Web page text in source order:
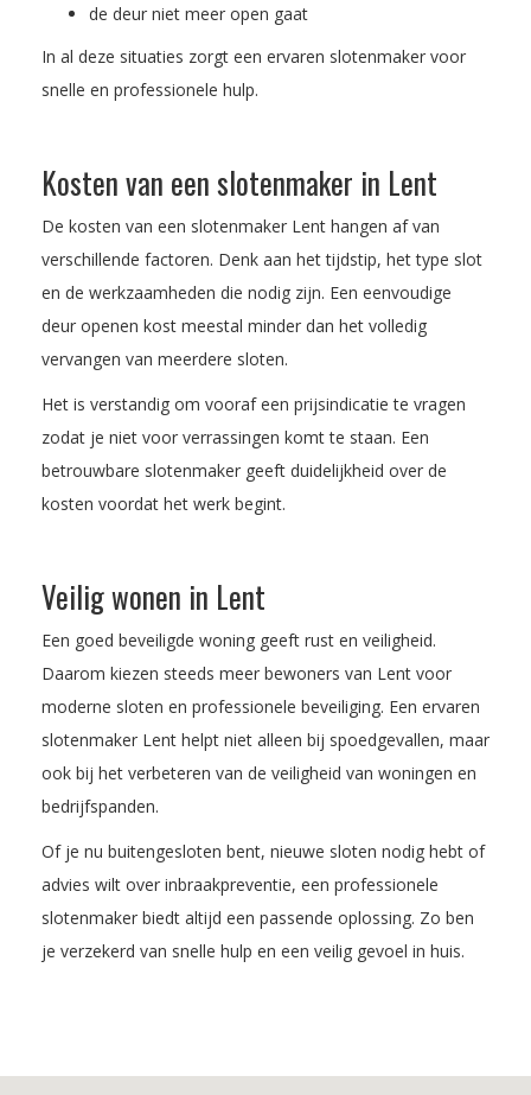
de deur niet meer open gaat
In al deze situaties zorgt een ervaren slotenmaker voor
snelle en professionele hulp.
Kosten van een slotenmaker in Lent
De kosten van een slotenmaker Lent hangen af van
verschillende factoren. Denk aan het tijdstip, het type slot
en de werkzaamheden die nodig zijn. Een eenvoudige
deur openen kost meestal minder dan het volledig
vervangen van meerdere sloten.
Het is verstandig om vooraf een prijsindicatie te vragen
zodat je niet voor verrassingen komt te staan. Een
betrouwbare slotenmaker geeft duidelijkheid over de
kosten voordat het werk begint.
Veilig wonen in Lent
Een goed beveiligde woning geeft rust en veiligheid.
Daarom kiezen steeds meer bewoners van Lent voor
moderne sloten en professionele beveiliging. Een ervaren
slotenmaker Lent helpt niet alleen bij spoedgevallen, maar
ook bij het verbeteren van de veiligheid van woningen en
bedrijfspanden.
Of je nu buitengesloten bent, nieuwe sloten nodig hebt of
advies wilt over inbraakpreventie, een professionele
slotenmaker biedt altijd een passende oplossing. Zo ben
je verzekerd van snelle hulp en een veilig gevoel in huis.